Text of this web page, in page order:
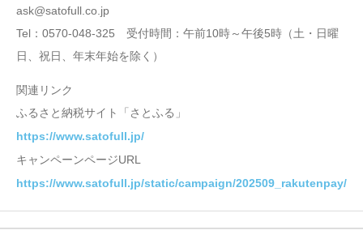
ask@satofull.co.jp
Tel：0570-048-325 受付時間：午前10時～午後5時（土・日曜
日、祝日、年末年始を除く）
関連リンク
ふるさと納税サイト「さとふる」
https://www.satofull.jp/
キャンペーンページURL
https://www.satofull.jp/static/campaign/202509_rakutenpay/